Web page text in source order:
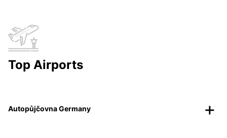
Top Airports
Autopůjčovna Germany